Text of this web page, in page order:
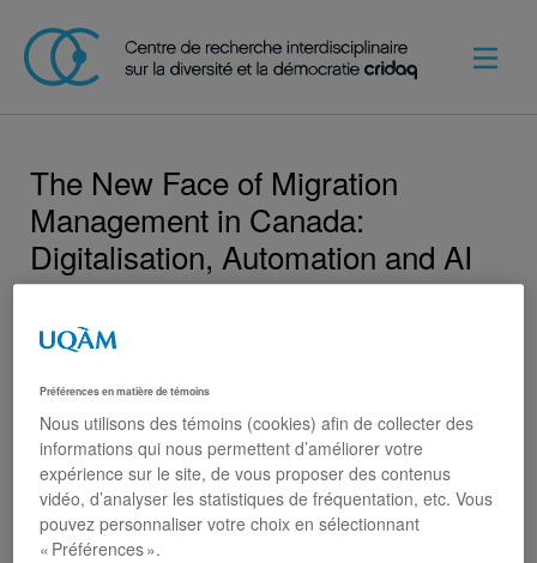
The New Face of Migration
Management in Canada:
Digitalisation, Automation and AI
2023-2028
Karine Côté-Boucher
Le Conseil de Recherches en Sciences Humaines du
Canada (CRSH), via son programme de subvention
savoir, a financé l’équipe de Danièle Bélanger. Ce
groupe est, entre autres, composé de Karine Côté-
Boucher et Mireille Paquet.
Préférences en matière de témoins
Nous utilisons des témoins (cookies) afin de collecter des
informations qui nous permettent d’améliorer votre
expérience sur le site, de vous proposer des contenus
vidéo, d’analyser les statistiques de fréquentation, etc. Vous
pouvez personnaliser votre choix en sélectionnant
« Préférences ».